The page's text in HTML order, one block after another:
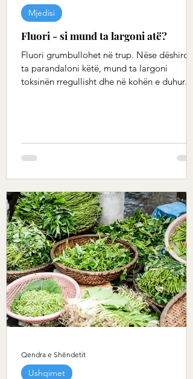
Fluori - si mund ta largoni atë?
Fluori grumbullohet në trup. Nëse dëshironi
ta parandaloni këtë, mund ta largoni
toksinën rregullisht dhe në kohën e duhur.
Mjedisi
Ushqimet
Qendra e Shëndetit